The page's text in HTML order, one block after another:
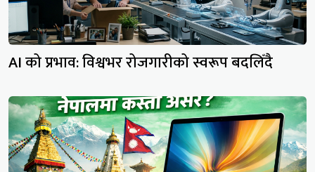
AI को प्रभाव: विश्वभर रोजगारीको स्वरूप बदलिँदै